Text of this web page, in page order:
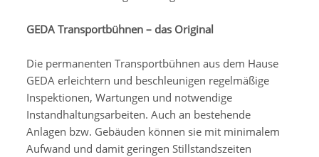
GEDA Transportbühnen – das Original
Die permanenten Transportbühnen aus dem Hause
GEDA erleichtern und beschleunigen regelmäßige
Inspektionen, Wartungen und notwendige
Instandhaltungsarbeiten. Auch an bestehende
Anlagen bzw. Gebäuden können sie mit minimalem
Aufwand und damit geringen Stillstandszeiten